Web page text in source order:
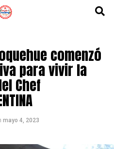
comenzó
para vivir la
Chef
mayo 4, 2023